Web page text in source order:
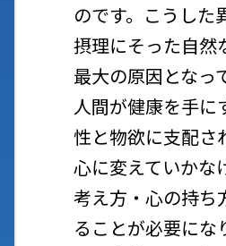
のです。こうした
摂理にそった自然
最大の原因となっ
人間が健康を手に
性と物欲に支配さ
心に変えていかな
考え方・心の持ち
ることが必要にな